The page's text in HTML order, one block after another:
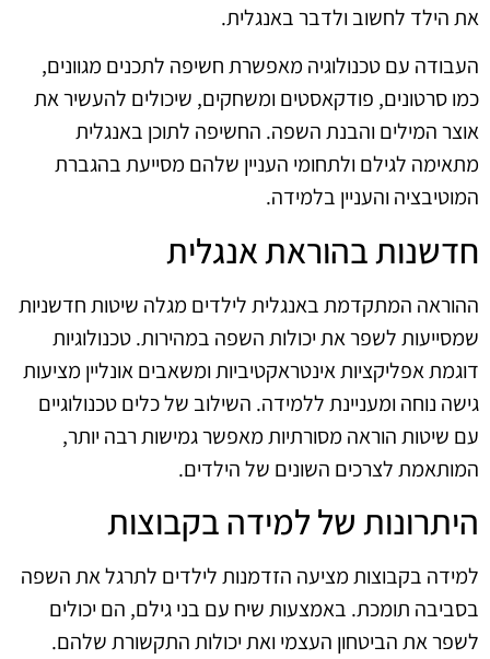
את הילד לחשוב ולדבר באנגלית.
העבודה עם טכנולוגיה מאפשרת חשיפה לתכנים מגוונים,
כמו סרטונים, פודקאסטים ומשחקים, שיכולים להעשיר את
אוצר המילים והבנת השפה. החשיפה לתוכן באנגלית
מתאימה לגילם ולתחומי העניין שלהם מסייעת בהגברת
המוטיבציה והעניין בלמידה.
חדשנות בהוראת אנגלית
ההוראה המתקדמת באנגלית לילדים מגלה שיטות חדשניות
שמסייעות לשפר את יכולות השפה במהירות. טכנולוגיות
דוגמת אפליקציות אינטראקטיביות ומשאבים אונליין מציעות
גישה נוחה ומעניינת ללמידה. השילוב של כלים טכנולוגיים
עם שיטות הוראה מסורתיות מאפשר גמישות רבה יותר,
המותאמת לצרכים השונים של הילדים.
היתרונות של למידה בקבוצות
למידה בקבוצות מציעה הזדמנות לילדים לתרגל את השפה
בסביבה תומכת. באמצעות שיח עם בני גילם, הם יכולים
לשפר את הביטחון העצמי ואת יכולות התקשורת שלהם.